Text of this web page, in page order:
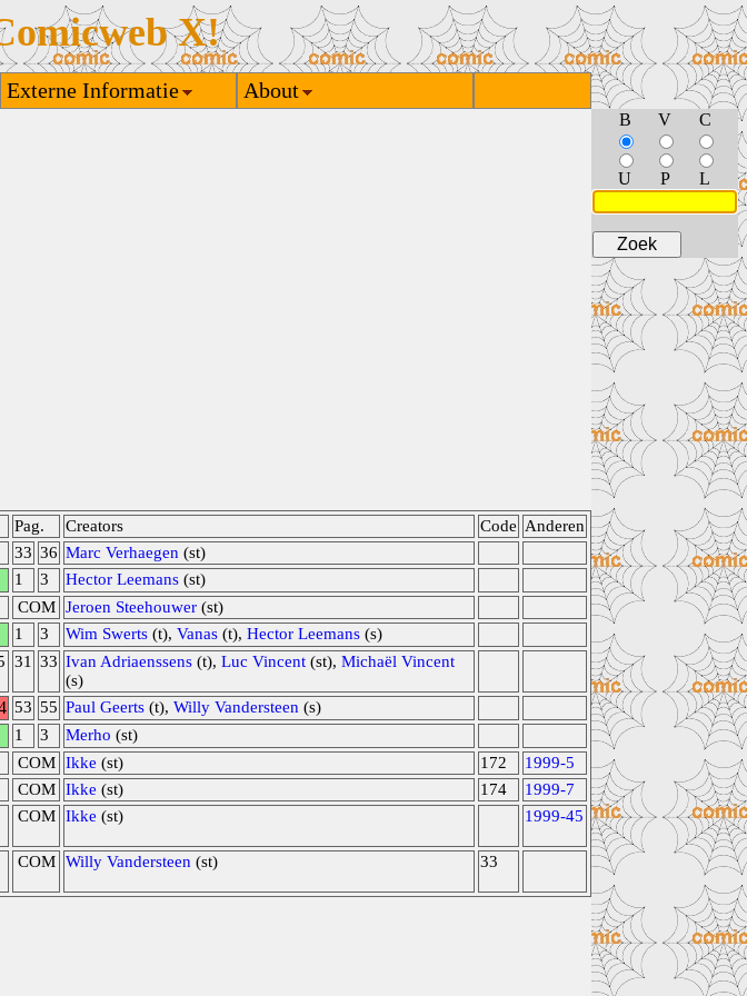
X!
Externe Informatie About
Pag. Creators Code Anderen
33 36 Marc Verhaegen (st)
1 3 Hector Leemans (st)
COM Jeroen Steehouwer (st)
1 3 Wim Swerts (t), Vanas (t), Hector Leemans (s)
31 33 Ivan Adriaenssens (t), Luc Vincent (st), Michaël Vincent
(s)
53 55 Paul Geerts (t), Willy Vandersteen (s)
1 3 Merho (st)
COM Ikke (st) 172
1999-5
COM Ikke (st) 174
1999-7
COM Ikke (st) 1999-45
COM Willy Vandersteen (st) 33
B V C
U P L